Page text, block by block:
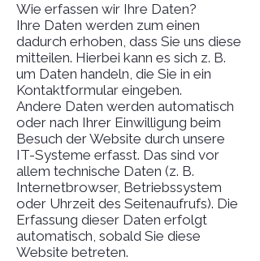
Wie erfassen wir Ihre Daten?
Ihre Daten werden zum einen
dadurch erhoben, dass Sie uns diese
mitteilen. Hierbei kann es sich z. B.
um Daten handeln, die Sie in ein
Kontaktformular eingeben.
Andere Daten werden automatisch
oder nach Ihrer Einwilligung beim
Besuch der Website durch unsere
IT-Systeme erfasst. Das sind vor
allem technische Daten (z. B.
Internetbrowser, Betriebssystem
oder Uhrzeit des Seitenaufrufs). Die
Erfassung dieser Daten erfolgt
automatisch, sobald Sie diese
Website betreten.